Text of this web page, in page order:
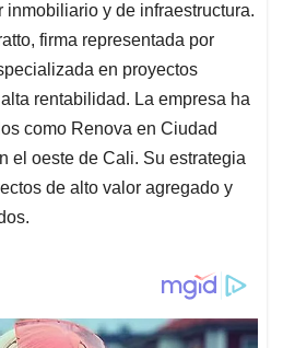
y de infraestructura.
firma representada por
en proyectos
rentabilidad. La empresa ha
como Renova en Ciudad
el oeste de Cali. Su estrategia
de alto valor agregado y